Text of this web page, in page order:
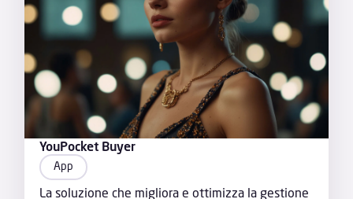
YouPocket Buyer
App
La soluzione che migliora e ottimizza la gestione